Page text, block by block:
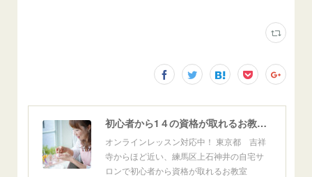
初心者から1４の資格が取れるお教室「Presents」東京自宅サロン＆オンライン
オンラインレッスン対応中！ 東京都 吉祥
寺からほど近い、練馬区上石神井の自宅サ
ロンで初心者から資格が取れるお教室